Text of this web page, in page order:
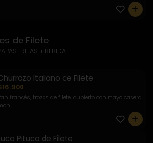
0
de Filete
FRITAS + BEBIDA
Italiano de Filete
francés, trozos de filete, cubierto con mayo casera,
0
Pituco de Filete